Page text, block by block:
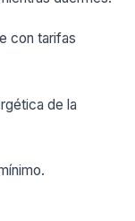
con tarifas
de la